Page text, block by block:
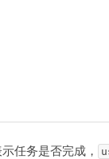
任务是否完成，